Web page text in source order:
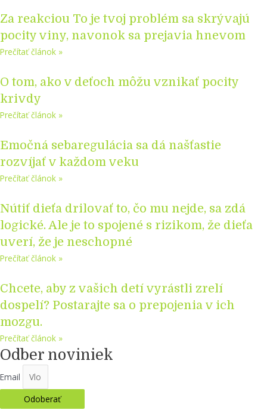
Za reakciou To je tvoj problém sa skrývajú
pocity viny, navonok sa prejavia hnevom
Prečítať článok »
O tom, ako v deťoch môžu vznikať pocity
krivdy
Prečítať článok »
Emočná sebaregulácia sa dá našťastie
rozvíjať v každom veku
Prečítať článok »
Nútiť dieťa drilovať to, čo mu nejde, sa zdá
logické. Ale je to spojené s rizikom, že dieťa
uverí, že je neschopné
Prečítať článok »
Chcete, aby z vašich detí vyrástli zrelí
dospelí? Postarajte sa o prepojenia v ich
mozgu.
Prečítať článok »
Odber noviniek
Email
Odoberať